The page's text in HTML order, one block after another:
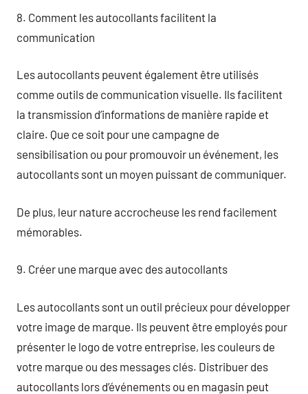
8. Comment les autocollants facilitent la
communication
Les autocollants peuvent également être utilisés
comme outils de communication visuelle. Ils facilitent
la transmission d’informations de manière rapide et
claire. Que ce soit pour une campagne de
sensibilisation ou pour promouvoir un événement, les
autocollants sont un moyen puissant de communiquer.
De plus, leur nature accrocheuse les rend facilement
mémorables.
9. Créer une marque avec des autocollants
Les autocollants sont un outil précieux pour développer
votre image de marque. Ils peuvent être employés pour
présenter le logo de votre entreprise, les couleurs de
votre marque ou des messages clés. Distribuer des
autocollants lors d’événements ou en magasin peut